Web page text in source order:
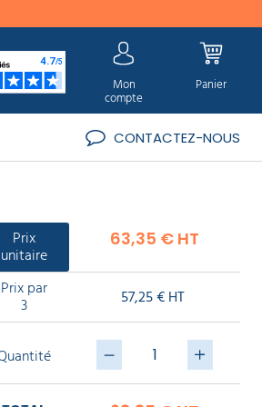
Mon
compte
Panier
CONTACTEZ-NOUS
Prix
unitaire
63,35 € HT
Prix par
3 57,25 € HT